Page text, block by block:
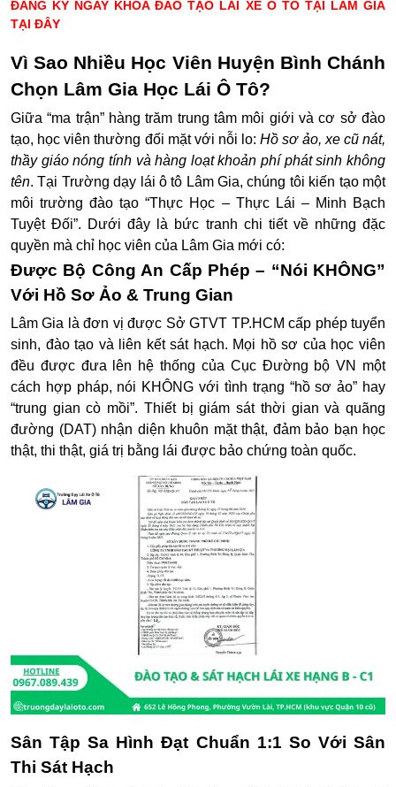
ĐĂNG KÝ NGAY KHÓA ĐÀO TẠO LÁI XE Ô TÔ TẠI LÂM GIA
TẠI ĐÂY
Vì Sao Nhiều Học Viên Huyện Bình Chánh
Chọn Lâm Gia Học Lái Ô Tô?
Giữa “ma trận” hàng trăm trung tâm môi giới và cơ sở đào
tạo, học viên thường đối mặt với nỗi lo:Hồ sơ ảo, xe cũ nát,
thầy giáo nóng tính và hàng loạt khoản phí phát sinh không
tên.Tại Trường dạy lái ô tô Lâm Gia, chúng tôi kiến tạo một
môi trường đào tạo“Thực Học – Thực Lái – Minh Bạch
Tuyệt Đối”. Dưới đây là bức tranh chi tiết về những đặc
quyền mà chỉ học viên của Lâm Gia mới có:
Được Bộ Công An Cấp Phép – “Nói KHÔNG”
Với Hồ Sơ Ảo & Trung Gian
Lâm Gia là đơn vị được Sở GTVT TP.HCM cấp phép tuyển
sinh, đào tạo và liên kết sát hạch. Mọi hồ sơ của học viên
đều được đưa lên hệ thống của Cục Đường bộ VN một
cách hợp pháp, nói KHÔNG với tình trạng “hồ sơ ảo” hay
“trung gian cò mồi”. Thiết bị giám sát thời gian và quãng
đường (DAT) nhận diện khuôn mặt thật, đảm bảo bạn học
thật, thi thật, giá trị bằng lái được bảo chứng toàn quốc.
Sân Tập Sa Hình Đạt Chuẩn 1:1 So Với Sân
Thi Sát Hạch